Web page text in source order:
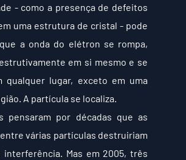
- como a presença de defeitos
uma estrutura de cristal - pode
a onda do elétron se rompa,
em si mesmo e se
qualquer lugar, exceto em uma
A partícula se localiza.
pensaram por décadas que as
várias partículas destruiriam
Mas em 2005, três